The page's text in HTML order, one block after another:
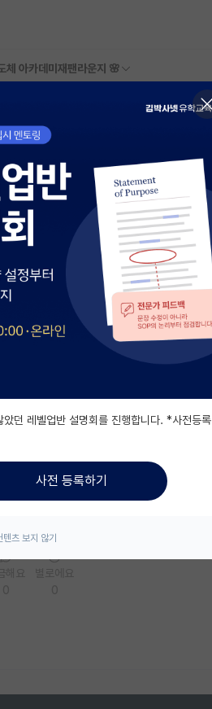
체 아카데미 재팬라운지 🌸
스크랩
았던 레벨업반 설명회를 진행합니다. *사전등록
사전 등록하기
츠 보지 않기